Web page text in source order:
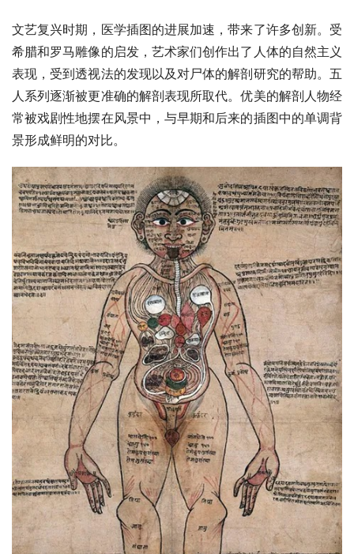
文艺复兴时期，医学插图的进展加速，带来了许多创新。受
希腊和罗马雕像的启发，艺术家们创作出了人体的自然主义
表现，受到透视法的发现以及对尸体的解剖研究的帮助。五
人系列逐渐被更准确的解剖表现所取代。优美的解剖人物经
常被戏剧性地摆在风景中，与早期和后来的插图中的单调背
景形成鲜明的对比。